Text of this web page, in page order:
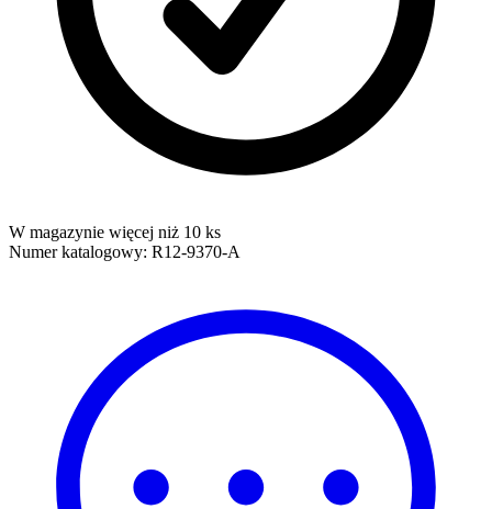
W magazynie więcej niż 10 ks
Numer katalogowy: R12-9370-A